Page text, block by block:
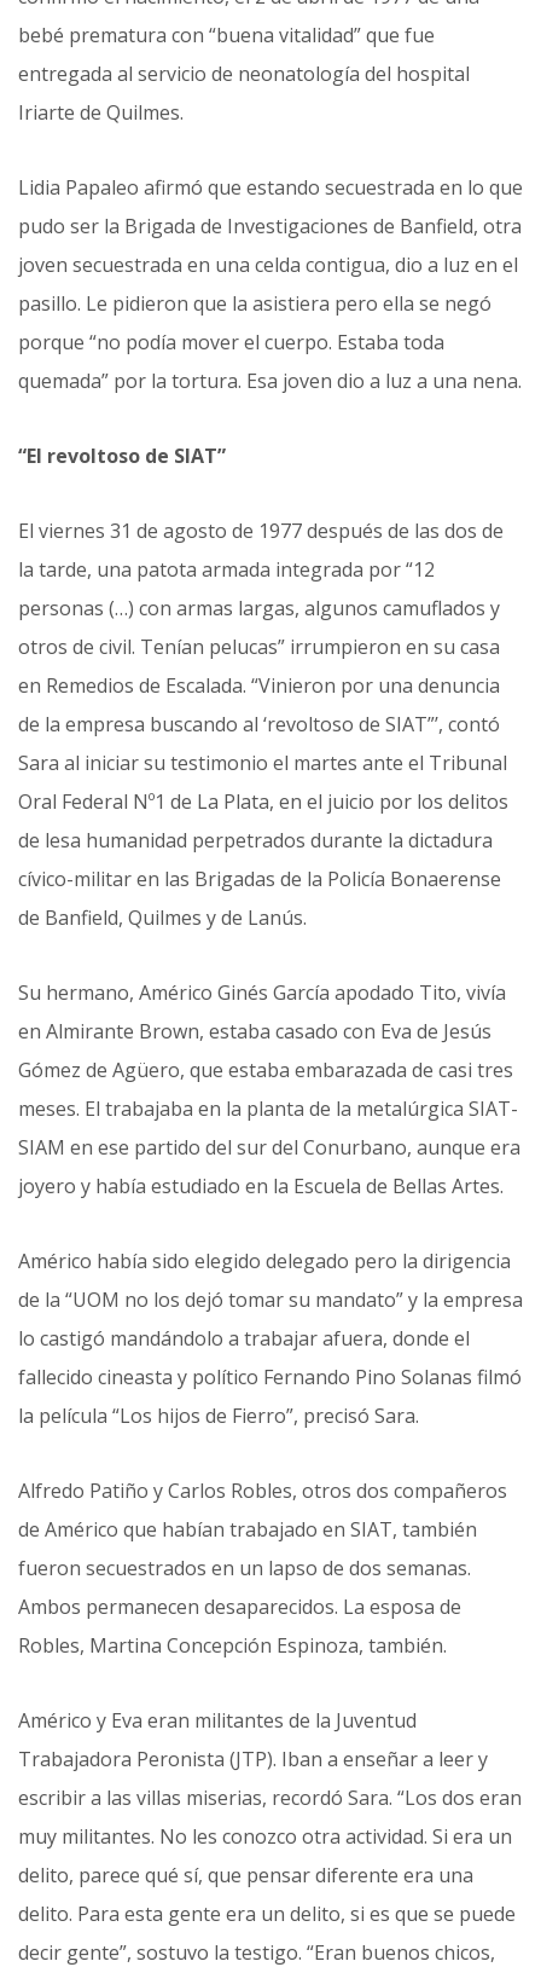
bebé prematura con “buena vitalidad” que fue
entregada al servicio de neonatología del hospital
Iriarte de Quilmes.
Lidia Papaleo afirmó que estando secuestrada en lo que
pudo ser la Brigada de Investigaciones de Banfield, otra
joven secuestrada en una celda contigua, dio a luz en el
pasillo. Le pidieron que la asistiera pero ella se negó
porque “no podía mover el cuerpo. Estaba toda
quemada” por la tortura. Esa joven dio a luz a una nena.
“El revoltoso de SIAT”
El viernes 31 de agosto de 1977 después de las dos de
la tarde, una patota armada integrada por “12
personas (…) con armas largas, algunos camuflados y
otros de civil. Tenían pelucas” irrumpieron en su casa
en Remedios de Escalada. “Vinieron por una denuncia
de la empresa buscando al ‘revoltoso de SIAT”’, contó
Sara al iniciar su testimonio el martes ante el Tribunal
Oral Federal Nº1 de La Plata, en el juicio por los delitos
de lesa humanidad perpetrados durante la dictadura
cívico-militar en las Brigadas de la Policía Bonaerense
de Banfield, Quilmes y de Lanús.
Su hermano, Américo Ginés García apodado Tito, vivía
en Almirante Brown, estaba casado con Eva de Jesús
Gómez de Agüero, que estaba embarazada de casi tres
meses. El trabajaba en la planta de la metalúrgica SIAT-
SIAM en ese partido del sur del Conurbano, aunque era
joyero y había estudiado en la Escuela de Bellas Artes.
Américo había sido elegido delegado pero la dirigencia
de la “UOM no los dejó tomar su mandato” y la empresa
lo castigó mandándolo a trabajar afuera, donde el
fallecido cineasta y político Fernando Pino Solanas filmó
la película “Los hijos de Fierro”, precisó Sara.
Alfredo Patiño y Carlos Robles, otros dos compañeros
de Américo que habían trabajado en SIAT, también
fueron secuestrados en un lapso de dos semanas.
Ambos permanecen desaparecidos. La esposa de
Robles, Martina Concepción Espinoza, también.
Américo y Eva eran militantes de la Juventud
Trabajadora Peronista (JTP). Iban a enseñar a leer y
escribir a las villas miserias, recordó Sara. “Los dos eran
muy militantes. No les conozco otra actividad. Si era un
delito, parece qué sí, que pensar diferente era una
delito. Para esta gente era un delito, si es que se puede
decir gente”, sostuvo la testigo. “Eran buenos chicos,